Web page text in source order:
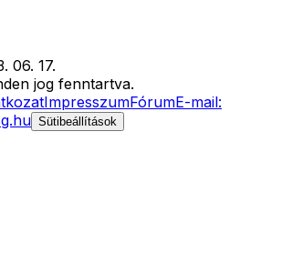
06. 17.
jog fenntartva.
ImpresszumFórumE-mail:
Sütibeállítások